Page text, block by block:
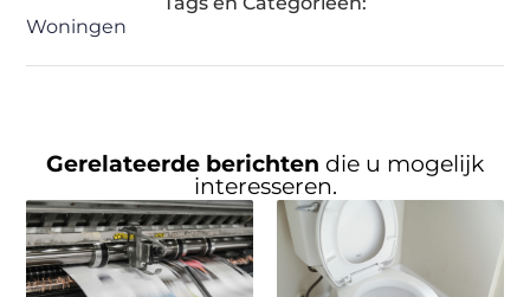
Woningen
Gerelateerde berichten die u mogelijk
interesseren.